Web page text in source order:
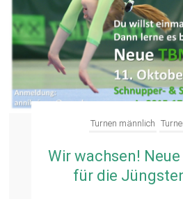
Turnen männlich
Wir wachsen!
für die